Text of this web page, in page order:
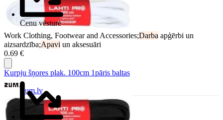
Cenu vēsture
Work Clothing, Footwear and Accessories;Darba apģērbi un
aizsardzība;Apavi un aksesuāri
0.69 €
Kurpju šņores plak. 100cm 1pāris baltas
Zum.lv